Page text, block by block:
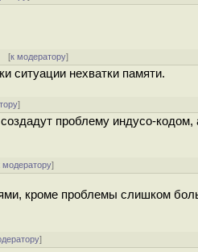
[к модератору]
ситуации нехватки памяти.
]
проблему индусо-
модератору]
кроме проблемы слишком
]